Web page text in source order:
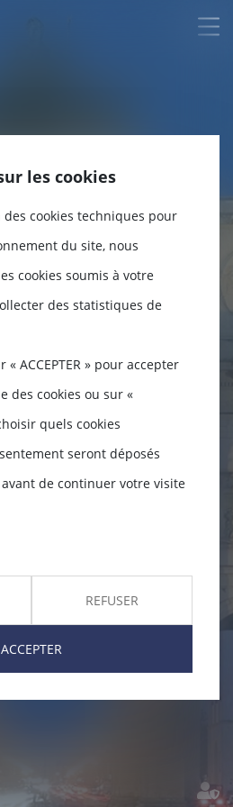
E.I.
allemand - Avocat
en droit immobilier
DROIT ÉQUIN
DU TRAVAIL
- CONSTRUCTION
E.I.
allemand - Avocat
en droit immobilier
DROIT ÉQUIN
DU TRAVAIL
- CONSTRUCTION
les cookies
des cookies techniques pour
du site, nous
cookies soumis à votre
des statistiques de
ACCEPTER » pour accepter
des cookies ou sur «
quels cookies
seront déposés
de continuer votre visite
REFUSER
ACCEPTER